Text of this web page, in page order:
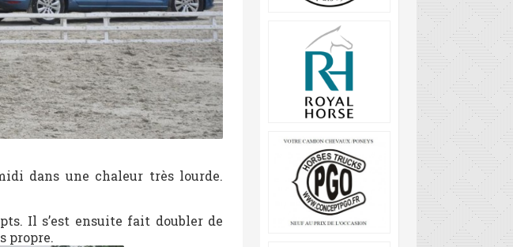
dans une chaleur très lourde.
Il s’est ensuite fait doubler de
propre.